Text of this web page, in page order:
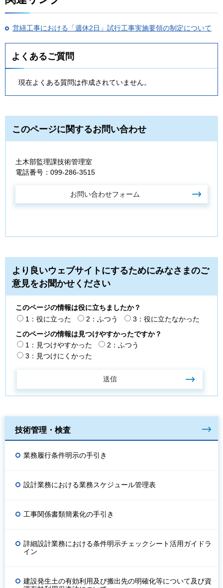
営繕工事における「週休2日」試行工事実施要領の制定について
よくあるご質問
現在よくある質問は作成されていません。
このページに関するお問い合わせ
土木部監理課技術管理室
電話番号：099-286-3515
より良いウェブサイトにするためにみなさまのご
意見をお聞かせください
このページの情報は役に立ちましたか？
1：役に立った
2：ふつう
3：役に立たなかった
このページの情報は見つけやすかったですか？
1：見つけやすかった
2：ふつう
3：見つけにくかった
技術管理・検査
業務履行条件明示の手引き
設計業務における業務スケジュール管理表
工事関係書類簡素化の手引き
詳細設計業務における条件明示チェックシート活用ガイドラ
イン
建設発生土の有効利用及び搬出先の明確化等について及び資